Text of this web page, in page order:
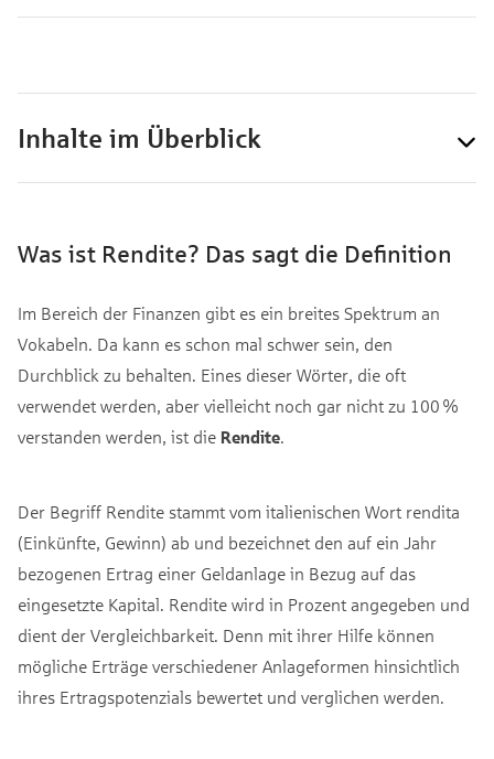
Inhalte im Überblick
Was ist Rendite? Das sagt die Definition
Im Bereich der Finanzen gibt es ein breites Spektrum an
Vokabeln. Da kann es schon mal schwer sein, den
Durchblick zu behalten. Eines dieser Wörter, die oft
verwendet werden, aber vielleicht noch gar nicht zu 100 %
verstanden werden, ist die Rendite.
Der Begriff Rendite stammt vom italienischen Wort rendita
(Einkünfte, Gewinn) ab und bezeichnet den auf ein Jahr
bezogenen Ertrag einer Geldanlage in Bezug auf das
eingesetzte Kapital. Rendite wird in Prozent angegeben und
dient der Vergleichbarkeit. Denn mit ihrer Hilfe können
mögliche Erträge verschiedener Anlageformen hinsichtlich
ihres Ertragspotenzials bewertet und verglichen werden.